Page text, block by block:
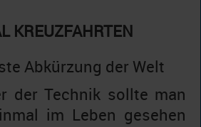
KREUZFAHRTEN
Abkürzung der Welt
der Technik sollte man
im Leben gesehen